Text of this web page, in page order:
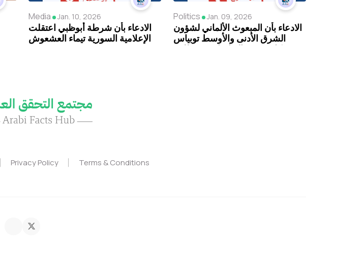
Media Jan. 10, 2026
الادعاء بأن شرطة أبوظبي اعتقلت
الإعلامية السورية تيماء العشعوش
Politics Jan. 09, 2026
الادعاء بأن المبعوث الألماني لشؤون
الشرق الأدنى والأوسط توبياس
تونكل يرفض التواصل مع مظلوم
Privacy Policy Terms & Conditions